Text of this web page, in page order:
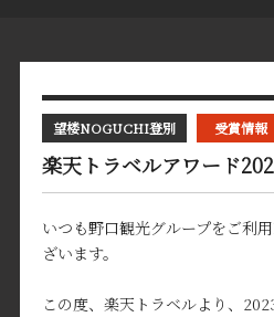
望楼NOGUCHI登別 受賞情報
楽天トラベルアワード
いつも野口観光グループをご利
ざいます。
この度、楽天トラベルより、